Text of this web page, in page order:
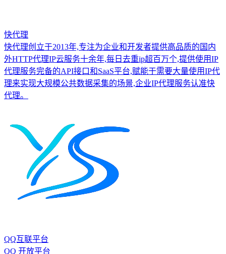
快代理
快代理创立于2013年,专注为企业和开发者提供高品质的国内
外HTTP代理IP云服务十余年,每日去重ip超百万个,提供使用IP
代理服务完备的API接口和SaaS平台,赋能于需要大量使用IP代
理来实现大规模公共数据采集的场景,企业IP代理服务认准快
代理。
QQ互联平台
QQ 开放平台